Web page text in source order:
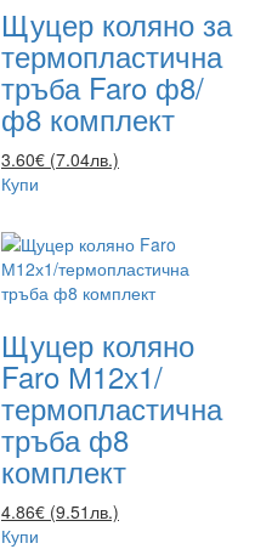
Щуцер коляно за
термопластична
тръба Faro ф8/
ф8 комплект
3.60€ (7.04лв.)
Купи
Щуцер коляно
Faro М12х1/
термопластична
тръба ф8
комплект
4.86€ (9.51лв.)
Купи